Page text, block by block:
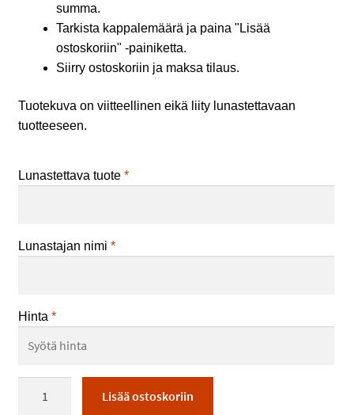
summa.
Tarkista kappalemäärä ja paina "Lisää
ostoskoriin" -painiketta.
Siirry ostoskoriin ja maksa tilaus.
Tuotekuva on viitteellinen eikä liity lunastettavaan
tuotteeseen.
Lunastettava tuote *
Lunastajan nimi *
Hinta *
Lisää ostoskoriin